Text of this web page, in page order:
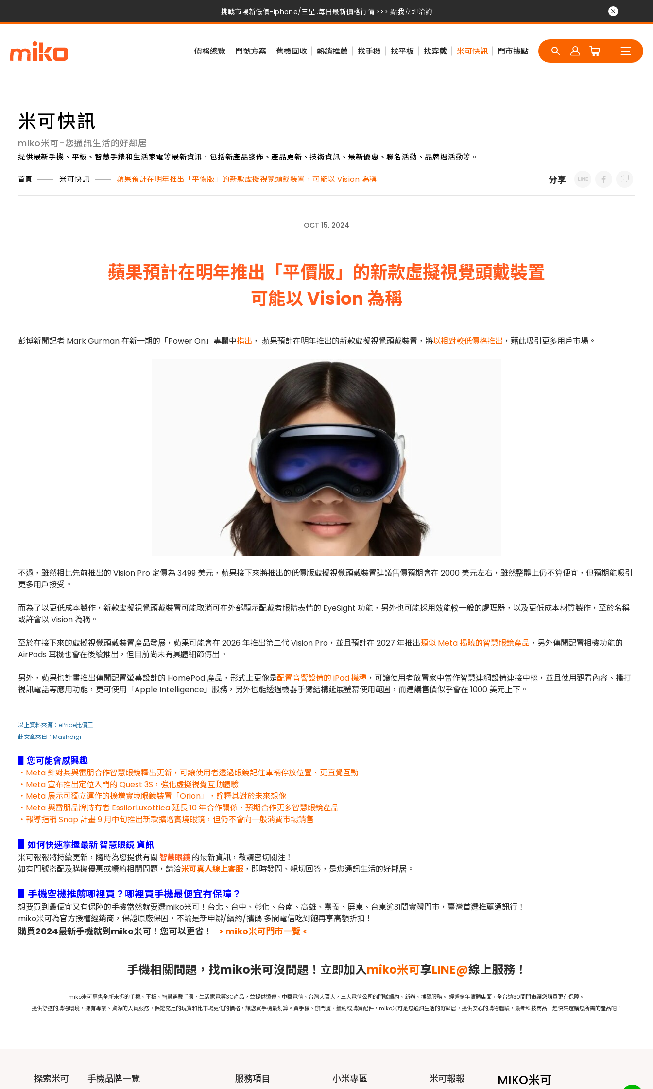
挑戰市場新低價-iphone/三星..每日最新價格行情 >>> 點我立即洽詢
挑戰市場新低價-iphone/三星..每日最新價格行情 >>> 點我立即洽詢
價格總覽 門號方案 舊機回收 熱銷推薦 找手機 找平板 找穿戴 米可快訊 門市據點
米可快訊
miko米可-您通訊生活的好鄰居
提供最新手機、平板、智慧手錶和生活家電等最新資訊，包括新產品發佈、產品更新、技術資訊、最新優惠、聯名活動、品牌週活動等。
首頁 米可快訊 蘋果預計在明年推出「平價版」的新款虛擬視覺頭戴裝置，可能以 Vision 為稱 分享
OCT 15, 2024
蘋果預計在明年推出「平價版」的新款虛擬視覺頭戴裝置
可能以 Vision 為稱
彭博新聞記者 Mark Gurman 在新一期的「Power On」專欄中指出 ， 蘋果預計在明年推出的新款虛擬視覺頭戴裝置，將以相對較低價格推出 ，藉此吸引更多用戶市場。
不過，雖然相比先前推出的 Vision Pro 定價為 3499 美元，蘋果接下來將推出的低價版虛擬視覺頭戴裝置建議售價預期會在 2000 美元左右，雖然整體上仍不算便宜，但預期能吸引
更多用戶接受。
而為了以更低成本製作，新款虛擬視覺頭戴裝置可能取消可在外部顯示配戴者眼睛表情的 EyeSight 功能，另外也可能採用效能較一般的處理器，以及更低成本材質製作，至於名稱
或許會以 Vision 為稱。
至於在接下來的虛擬視覺頭戴裝置產品發展，蘋果可能會在 2026 年推出第二代 Vision Pro，並且預計在 2027 年推出類似 Meta 揭曉的智慧眼鏡產品 ，另外傳聞配置相機功能的
AirPods 耳機也會在後續推出，但目前尚未有具體細節傳出。
另外，蘋果也計畫推出傳聞配置螢幕設計的 HomePod 產品，形式上更像是配置音響設備的 iPad 機種 ，可讓使用者放置家中當作智慧連網設備連接中樞，並且使用觀看內容、播打
視訊電話等應用功能，更可使用「Apple Intelligence」服務，另外也能透過機器手臂結構延展螢幕使用範圍，而建議售價似乎會在 1000 美元上下。
以上資料來源： ePrice比價王
此文章來自：Mashdigi
▋您可能會感興趣
・Meta 針對其與雷朋合作智慧眼鏡釋出更新，可讓使用者透過眼鏡記住車輛停放位置、更直覺互動
・Meta 宣布推出定位入門的 Quest 3S，強化虛擬視覺互動體驗
・Meta 展示可獨立運作的擴增實境眼鏡裝置「Orion」，詮釋其對於未來想像
・Meta 與雷朋品牌持有者 EssilorLuxottica 延長 10 年合作關係，預期合作更多智慧眼鏡產品
・報導指稱 Snap 計畫 9 月中旬推出新款擴增實境眼鏡，但仍不會向一般消費市場銷售
如何快速掌握最新 智慧眼鏡 資訊
米可報報將持續更新，隨時為您提供有關 智慧眼鏡的最新資訊，敬請密切關注！
如有門號搭配及購機優惠或續約相關問題， 請洽米可真人線上客服 ，即時發問、親切回答，是您通訊生活的好鄰居。
▋手機空機推薦哪裡買？哪裡買手機最便宜有保障？
想要買到最便宜又有保障的手機當然就要選miko米可！台北、台中、彰化、台南、高雄、嘉義、屏東、台東逾31間實體門市，臺灣首選推薦通訊行！
miko米可為官方授權經銷商，保證原廠保固，不論是新申辦/續約/攜碼 多間電信吃到飽再享高額折扣！
購買2024最新手機就到miko米可！您可以更省！ > miko米可門市一覽 <
手機相關問題，找miko米可沒問題！立即加入miko米可享LINE@線上服務！
miko米可專售全新未拆的手機、平板、智慧穿戴手環、生活家電等3C產品，並提供遠傳、中華電信、台灣大哥大，三大電信公司的門號續約、新辦、攜碼服務。 經營多年實體店面，全台逾30間門市讓您購買更有保障。
提供舒適的購物環境，擁有專業、資深的人員服務，保證充足的現貨和比市場更低的價格，讓您買手機最划算。買手機、辦門號、續約或購買配件，miko米可是您通訊生活的好鄰居，提供安心的購物體驗，最新科技商品，趕快來選購您所需的產品吧！
探索米可 手機品牌一覽 服務項目 小米專區 米可報報 MIKO米可